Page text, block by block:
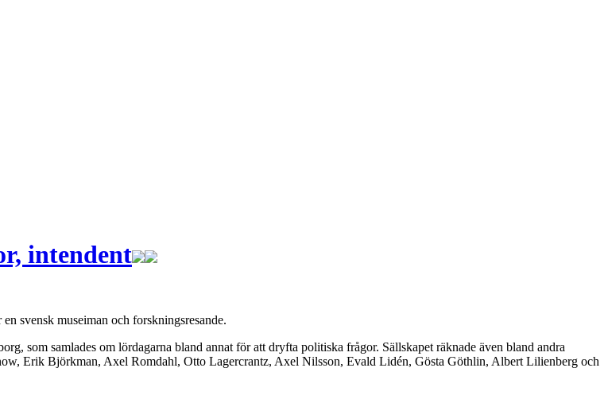
intendent
svensk museiman och forskningsresande.
som samlades om lördagarna bland annat för att dryfta politiska frågor. Sällskapet räknade även bland andra
Erik Björkman, Axel Romdahl, Otto Lagercrantz, Axel Nilsson, Evald Lidén, Gösta Göthlin, Albert Lilienberg och